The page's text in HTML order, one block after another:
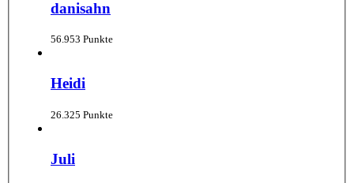
danisahn
56.953 Punkte
Heidi
26.325 Punkte
Juli